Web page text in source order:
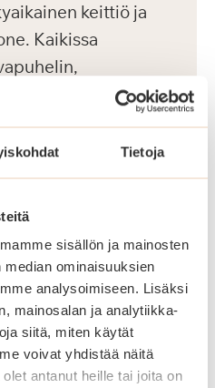
Tietoja
sisällön ja mainosten
ominaisuuksien
analysoimiseen. Lisäksi
mainosalan ja analytiikka-
siitä, miten käytät
voivat yhdistää näitä
antanut heille tai joita on
keittiö ja
Kaikissa
sekä palo- ja
tiloihin kuuluvat
sauna
pesutupa ja
asumisen